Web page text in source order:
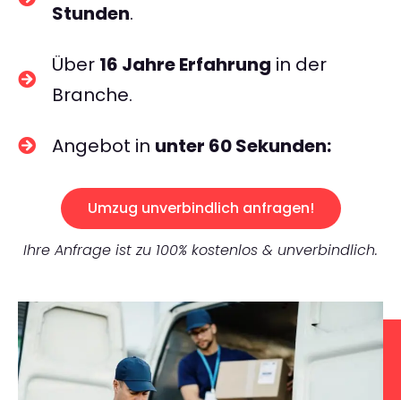
Stunden.
Über 16 Jahre Erfahrung in der
Branche.
Angebot in unter 60 Sekunden:
Umzug unverbindlich anfragen!
Ihre Anfrage ist zu 100% kostenlos & unverbindlich.